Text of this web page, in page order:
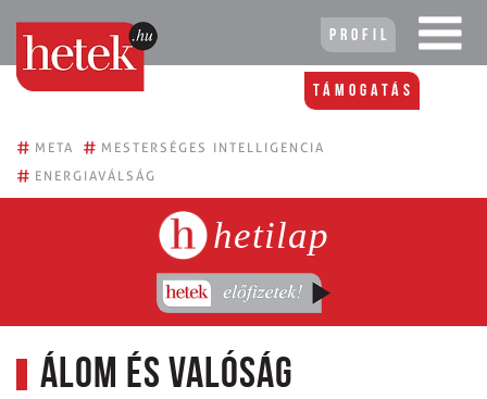
Profil
Támogatás
# META # MESTERSÉGES INTELLIGENCIA
# ENERGIAVÁLSÁG
hetilap
Álom és valóság